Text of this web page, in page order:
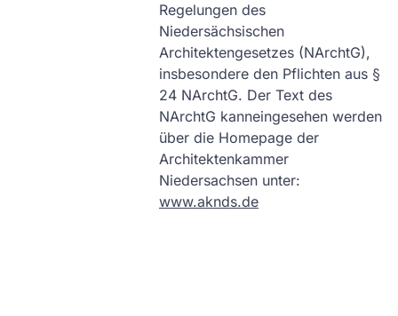
Regelungen des
Niedersächsischen
Architektengesetzes (NArchtG),
insbesondere den Pflichten aus §
24 NArchtG. Der Text des
NArchtG kanneingesehen werden
über die Homepage der
Architektenkammer
Niedersachsen unter:
www.aknds.de